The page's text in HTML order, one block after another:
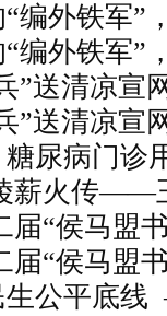
编外铁军”
编外铁军”
”送清凉宣
”送清凉宣
尿病门诊
薪火传——
“侯马盟
“侯马盟
生公平底